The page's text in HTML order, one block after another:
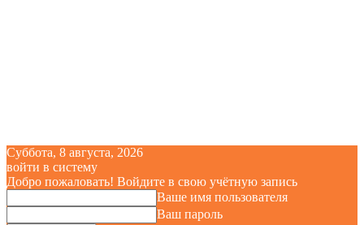
Суббота, 8 августа, 2026
войти в систему
Добро пожаловать! Войдите в свою учётную запись
Ваше имя пользователя
Ваш пароль